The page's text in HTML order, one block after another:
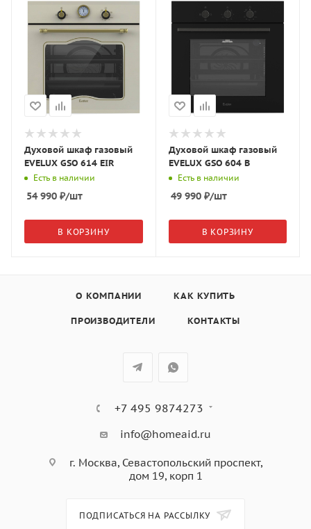
Духовой шкаф газовый
EVELUX GSO 614 EIR
Есть в наличии
54 990 ₽/шт
В КОРЗИНУ
Духовой шкаф газовый
EVELUX GSO 604 B
Есть в наличии
49 990₽/шт
В КОРЗИНУ
О КОМПАНИИ КАК КУПИТЬ
ПРОИЗВОДИТЕЛИ КОНТАКТЫ
+7 495 9874273
info@homeaid.ru
г. Москва, Севастопольский проспект,
дом 19, корп 1
ПОДПИСАТЬСЯ НА РАССЫЛКУ